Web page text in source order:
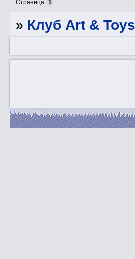
Страница: 1
» Клуб Art & Toys